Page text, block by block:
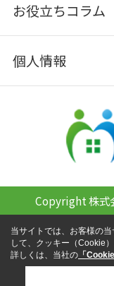
お役立ちコラム
個人情報
Copyright 株式
当サイトでは、お客様の
して、クッキー（Cookie
詳しくは、当社の 「